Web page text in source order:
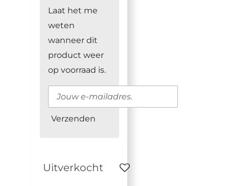
Laat het me
weten
wanneer dit
product weer
op voorraad is.
Verzenden
Uitverkocht